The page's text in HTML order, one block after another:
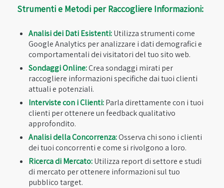
Strumenti e Metodi per Raccogliere Informazioni:
Analisi dei Dati Esistenti:Utilizza strumenti come
Google Analytics per analizzare i dati demografici e
comportamentali dei visitatori del tuo sito web.
Sondaggi Online:Crea sondaggi mirati per
raccogliere informazioni specifiche dai tuoi clienti
attuali e potenziali.
Interviste con i Clienti:Parla direttamente con i tuoi
clienti per ottenere un feedback qualitativo
approfondito.
Analisi della Concorrenza:Osserva chi sono i clienti
dei tuoi concorrenti e come si rivolgono a loro.
Ricerca di Mercato:Utilizza report di settore e studi
di mercato per ottenere informazioni sul tuo
pubblico target.